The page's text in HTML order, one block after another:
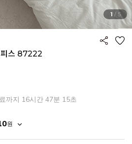
1 / 5
피스 87222
까지 16시간 47분 13초
원